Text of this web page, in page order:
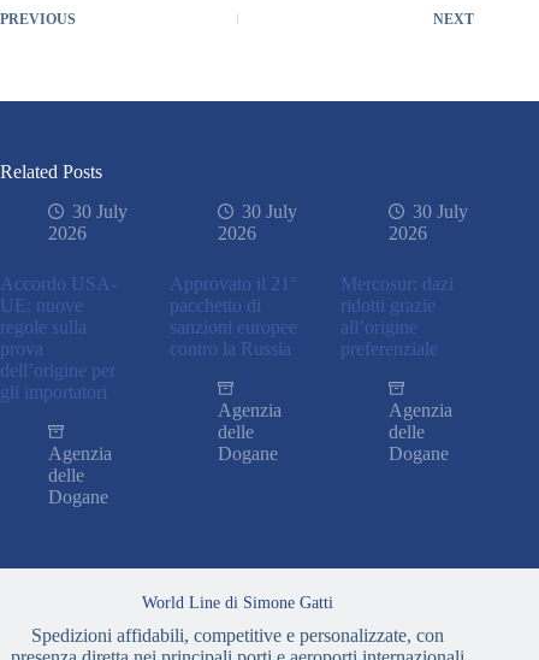
PREVIOUS NEXT
Related Posts
30 July
2026
Accordo USA-
UE: nuove
regole sulla
prova
dell’origine per
gli importatori
Agenzia
delle
Dogane
30 July
2026
Approvato il 21°
pacchetto di
sanzioni europee
contro la Russia
Agenzia
delle
Dogane
30 July
2026
Mercosur: dazi
ridotti grazie
all’origine
preferenziale
Agenzia
delle
Dogane
World Line di Simone Gatti
Spedizioni affidabili, competitive e personalizzate, con